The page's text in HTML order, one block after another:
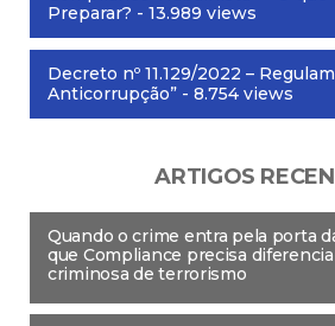
Preparar? - 13.989 views
Decreto nº 11.129/2022 –
Anticorrupção” - 8.754 views
ARTIGOS
Quando o crime entra pela porta
que Compliance precisa
criminosa de terrorismo